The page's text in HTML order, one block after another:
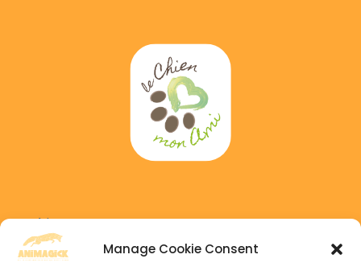
Manage Cookie Consent
Adress :
6 GAICHEL, 8469 Habscht, Luxembourg